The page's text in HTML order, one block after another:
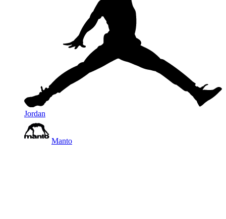
Jordan
Manto